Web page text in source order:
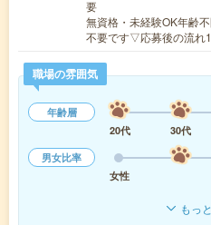
要
無資格・未経験OK年齢
不要です▽応募後の流れ
職場の雰囲気
年齢層
20代
30代
男女比率
女性
もっ